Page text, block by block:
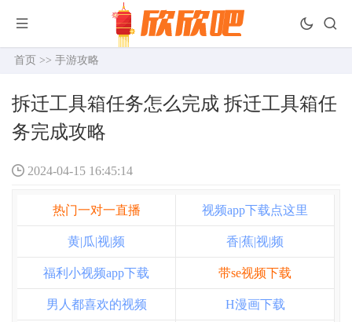
首页 >> 手游攻略
拆迁工具箱任务怎么完成 拆迁工具箱任
务完成攻略
2024-04-15 16:45:14
热门一对一直播 视频app下载点这里
黄|瓜|视|频 香|蕉|视|频
福利小视频app下载 带se视频下载
男人都喜欢的视频 H漫画下载